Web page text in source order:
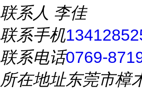
联系人 李佳
联系手机
联系电话0769-
所在地址东莞市樟